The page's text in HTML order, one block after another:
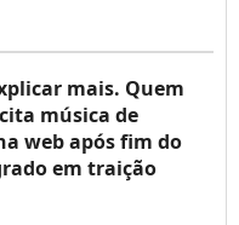
mais. Quem
música de
web após fim do
em traição